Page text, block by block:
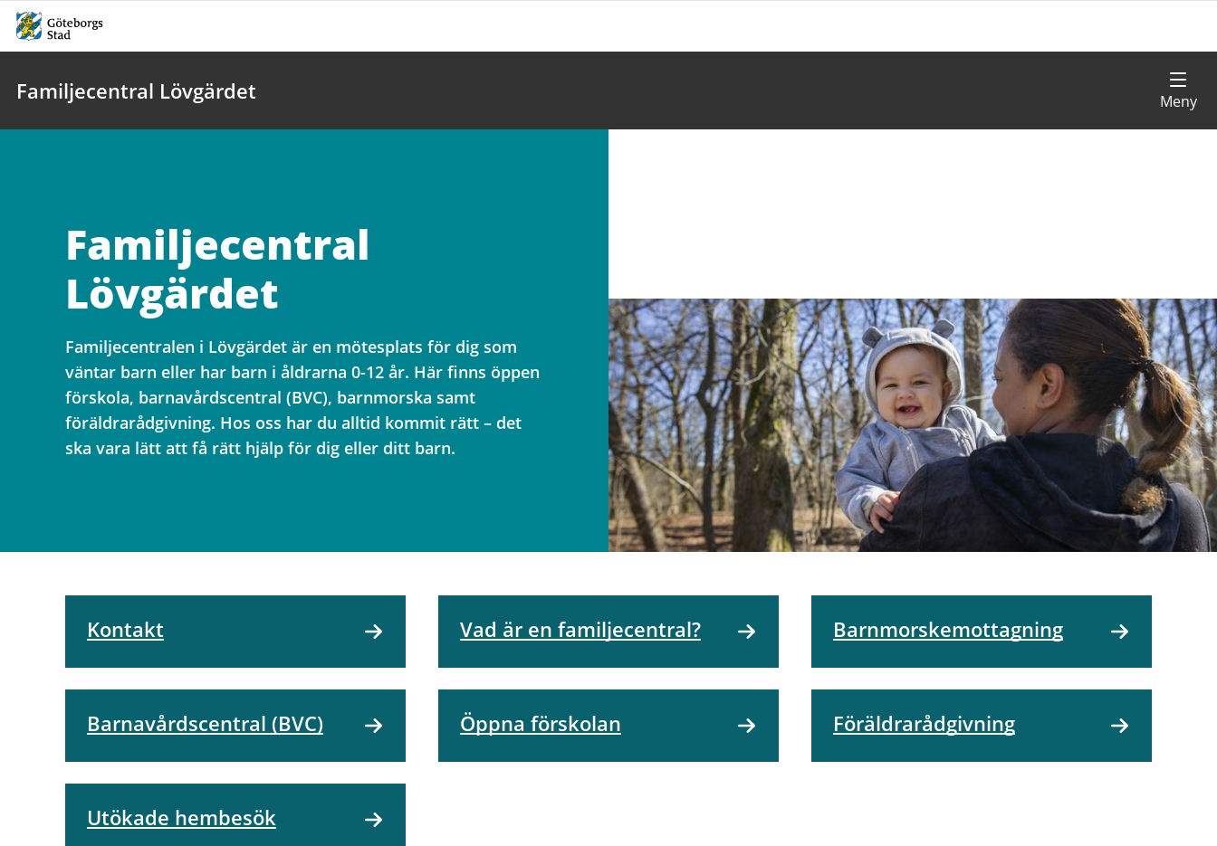
Familjecentral Lövgärdet
Familjecentral
Lövgärdet
Familjecentralen i Lövgärdet är en mötesplats för dig som
väntar barn eller har barn i åldrarna 0-12 år. Här finns öppen
förskola, barnavårdscentral (BVC), barnmorska samt
föräldrarådgivning. Hos oss har du alltid kommit rätt – det
ska vara lätt att få rätt hjälp för dig eller ditt barn.
Kontakt Vad är en familjecentral? Barnmorskemottagning
Barnavårdscentral (BVC) Öppna förskolan Föräldrarådgivning
Utökade hembesök